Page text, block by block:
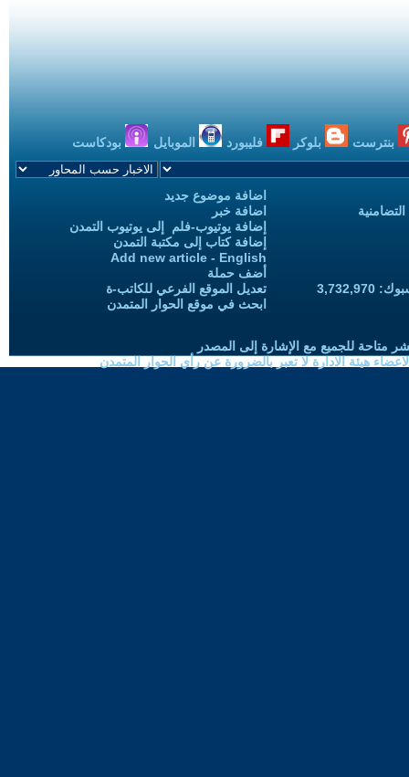
بنترست بلوكر فليبورد الموبايل بودكاست
اضافة موضوع جديد
اضافة خبر
إضافة يوتيوب-فلم إلى يوتيوب التمدن
إضافة كتاب إلى مكتبة التمدن
Add new article - English
أضف حملة
تعديل الموقع الفرعي للكاتب-ة
ابحث في موقع الحوار المتمدن
متاحة للجميع مع الإشارة إلى المصدر
هيئة الادارة لا تعبر بالضرورة عن رأي الحوار المتمدن